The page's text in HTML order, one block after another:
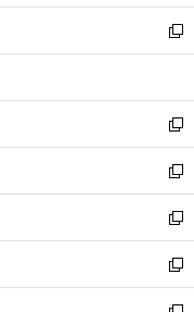
開
く
ウ
で
開
ン
ド
ウ
開
く
ウ
ィ
ン
ウ
で
開
く
し
い
ウ
ン
ド
ウ
で
開
く
新
し
ウ
ィ
ン
ド
ウ
で
開
く
新
し
い
ウ
ィ
ン
ド
ウ
新
し
い
ウ
ィ
ン
新
し
い
ウ
新
し